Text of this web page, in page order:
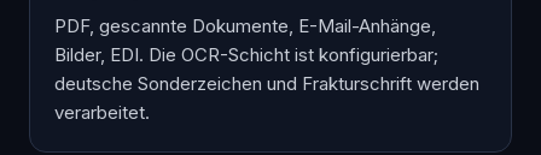
PDF, gescannte Dokumente, E-Mail-Anhänge,
Bilder, EDI. Die OCR-Schicht ist konfigurierbar;
deutsche Sonderzeichen und Frakturschrift werden
verarbeitet.